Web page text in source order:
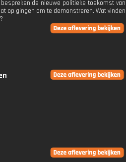
de nieuwe politieke toekomst van
op gingen om te demonstreren. Wat vinden